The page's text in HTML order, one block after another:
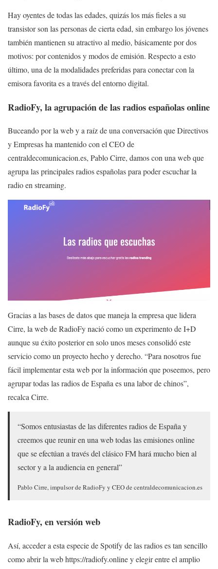
Hay oyentes de todas las edades, quizás los más fieles a su
transistor son las personas de cierta edad, sin embargo los jóvenes
también mantienen su atractivo al medio, básicamente por dos
motivos: por contenidos y modos de emisión. Respecto a esto
último, una de la modalidades preferidas para conectar con la
emisora favorita es a través del entorno digital.
RadioFy, la agrupación de las radios españolas online
Buceando por la web y a raíz de una conversación que Directivos
y Empresas ha mantenido con el CEO de
centraldecomunicacion.es, Pablo Cirre, damos con una web que
agrupa las principales radios españolas para poder escuchar la
radio en streaming.
Gracias a las bases de datos que maneja la empresa que lidera
Cirre, la web de RadioFy nació como un experimento de I+D
aunque su éxito posterior en solo unos meses consolidó este
servicio como un proyecto hecho y derecho. “Para nosotros fue
fácil implementar esta web por la información que poseemos, pero
agrupar todas las radios de España es una labor de chinos”,
recalca Cirre.
“Somos entusiastas de las diferentes radios de España y
creemos que reunir en una web todas las emisiones online
que se efectúan a través del clásico FM hará mucho bien al
sector y a la audiencia en general”
Pablo Cirre, impulsor de RadioFy y CEO de centraldecomunicacion.es
RadioFy, en versión web
Así, acceder a esta especie de Spotify de las radios es tan sencillo
como abrir la web https://radiofy.online y elegir entre el amplio